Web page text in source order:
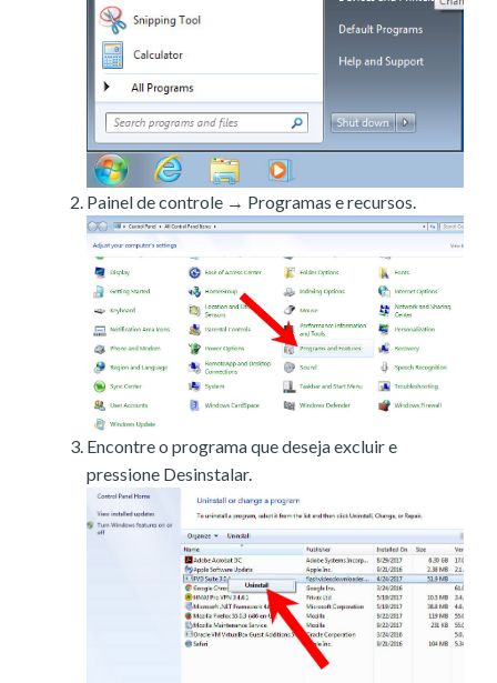
Painel de controle → Programas e recursos.
Encontre o programa que deseja excluir e
pressione Desinstalar.